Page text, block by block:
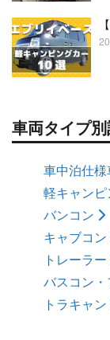
車両タイプ
車中泊仕様
軽キャン
バンコン
キャブコン
トレーラー
バスコン
トラキャン